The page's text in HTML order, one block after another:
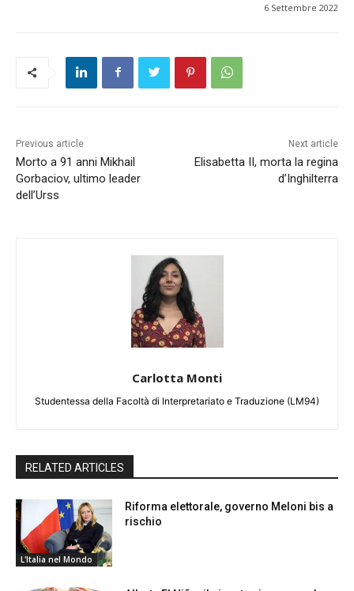
6 Settembre 2022
Previous article
Morto a 91 anni Mikhail
Gorbaciov, ultimo leader
dell’Urss
Next article
Elisabetta II, morta la regina
d’Inghilterra
Carlotta Monti
Studentessa della Facoltà di Interpretariato e Traduzione (LM94)
RELATED ARTICLES
L'Italia nel Mondo
Riforma elettorale, governo Meloni bis a
rischio